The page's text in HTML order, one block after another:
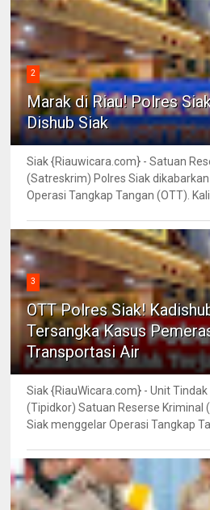
2
Marak di Riau! Polres
Dishub Siak
Siak {Riauwicara.com} - Satuan
(Satreskrim) Polres Siak
Operasi Tangkap Tangan (OTT). Kali
3
OTT Polres Siak!
Tersangka Kasus
Transportasi Air
Siak {RiauWicara.com} - Unit
(Tipidkor) Satuan Reserse Kriminal
Siak menggelar Operasi Tangkap